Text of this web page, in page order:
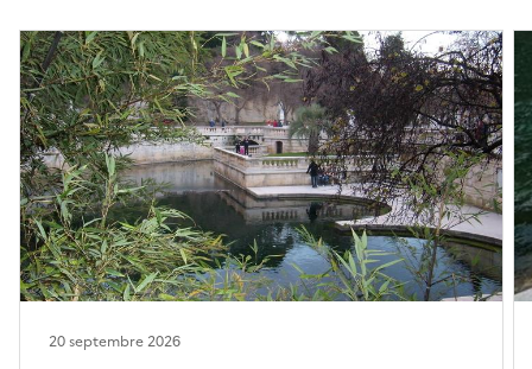
20 septembre 2026